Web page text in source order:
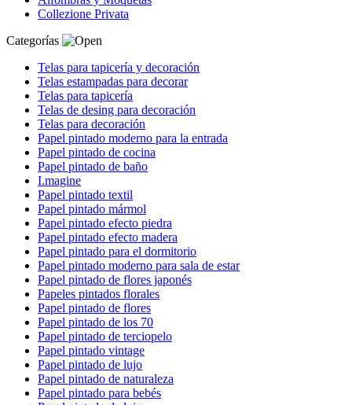
Collezione Privata
Categorías
Telas para tapicería y decoración
Telas estampadas para decorar
Telas para tapicería
Telas de desing para decoración
Telas para decoración
Papel pintado moderno para la entrada
Papel pintado de cocina
Papel pintado de baño
I.magine
Papel pintado textil
Papel pintado mármol
Papel pintado efecto piedra
Papel pintado efecto madera
Papel pintado para el dormitorio
Papel pintado moderno para sala de estar
Papel pintado de flores japonés
Papeles pintados florales
Papel pintado de flores
Papel pintado de los 70
Papel pintado de terciopelo
Papel pintado vintage
Papel pintado de lujo
Papel pintado de naturaleza
Papel pintado para bebés